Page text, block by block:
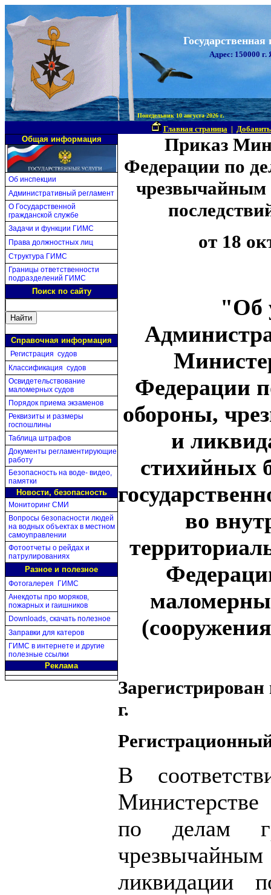
Адрес: 150000
Понедельник 10 августа 2026 г.
Главная страница|
Общая информация
Об инспекции
Административный регламент
О Государственной
гражданской службе
Задачи и функции ГИМС
Права должностных лиц
Структура ГИМС
Границы ответственности
подразделений ГИМС
Поиск по сайту
Справочная информация
Регистрация судов
Классификация судов
Освидетельствование
маломерных судов
Порядок приема экзаменов
Реквизиты и размеры
госпошлины
Таблица штрафов
Документы регламентирующие
работу
Безопасность на воде- видео,
памятки
Новости, безопасность
Мониторинг СМИ
Вопросы безопасности людей
на водных объектах в местном
самоуправлении
Фотоотчеты о рейдах и
патрулированиях
Разное и полезное
Фотогалерея ГИМС
Анекдоты про моряков,
пожарных и гаишников
Downloads, скачать полезное
Заправки для катеров
ГИМС в интернете и другие
полезные ссылки
Реклама
Приказ
Федерации по
чрезвычайным
от 18
"Об
Федерации
обороны,
и
стихийных
во
г.
В
по делам
ликвидации